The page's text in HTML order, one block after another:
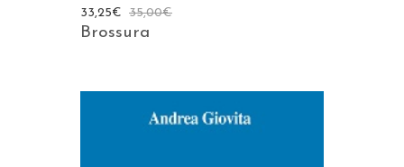
35,00€
33,25€
Brossura